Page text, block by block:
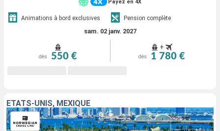
Payez en 4X
Animations à bord exclusives Pension complète
sam. 02 janv. 2027
dès 550 €
+
dès 1 780 €
ÉTATS-UNIS, MEXIQUE